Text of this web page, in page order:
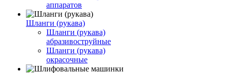
аппаратов
Шланги (рукава)
Шланги (рукава)
абразивоструйные
Шланги (рукава)
окрасочные